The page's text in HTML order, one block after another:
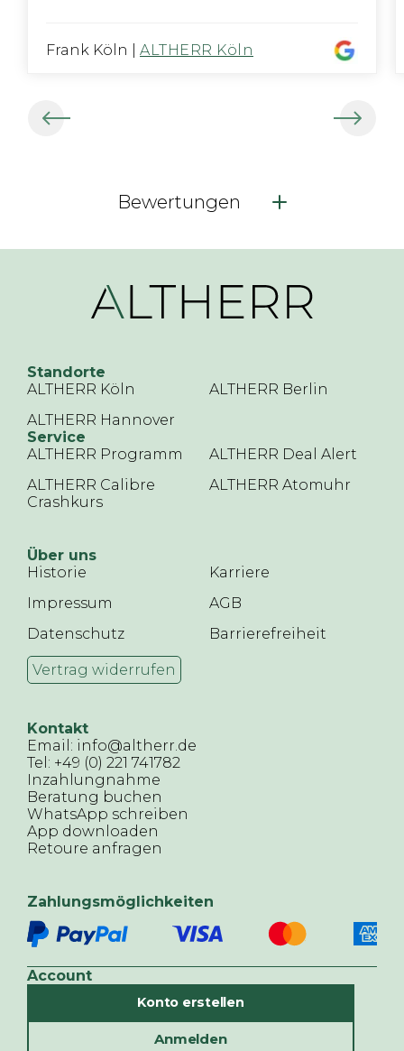
Frank Köln ALTHERR Köln
Bewertungen
Standorte
ALTHERR Köln
ALTHERR Berlin
ALTHERR Hannover
Service
ALTHERR Programm
ALTHERR Deal Alert
ALTHERR Calibre
Crashkurs
ALTHERR Atomuhr
Über uns
Historie
Karriere
Impressum
AGB
Datenschutz
Barrierefreiheit
Vertrag widerrufen
Kontakt
Email: info@altherr.de
Tel: +49 (0) 221 741782
Inzahlungnahme
Beratung buchen
WhatsApp schreiben
App downloaden
Retoure anfragen
Zahlungsmöglichkeiten
Account
Konto erstellen
Anmelden